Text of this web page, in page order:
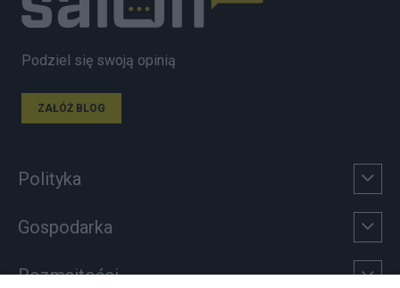
Podziel się swoją opinią
ZAŁÓŻ BLOG
Polityka
Gospodarka
Rozmaitości